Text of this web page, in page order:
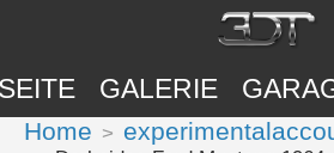
GALERIE
Home